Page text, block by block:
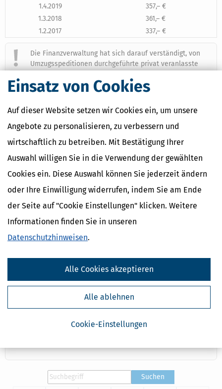
Einsatz von Cookies
Auf dieser Website setzen wir Cookies ein, um unsere
Angebote zu personalisieren, zu verbessern und
wirtschaftlich zu betreiben. Mit Bestätigung Ihrer
Auswahl willigen Sie in die Verwendung der gewählten
Cookies ein. Diese Auswahl können Sie jederzeit ändern
oder Ihre Einwilligung widerrufen, indem Sie am Ende
der Seite auf "Cookie Einstellungen" klicken. Weitere
Informationen finden Sie in unseren
Datenschutzhinweisen.
Cookie-Einstellungen
Alle ablehnen
Alle Cookies akzeptieren
1.4.2019
357,– €
1.3.2018
361,– €
1.2.2017
337,– €
Die Finanzverwaltung hat sich darauf verständigt, von
Umzugsspeditionen durchgeführte privat veranlasste
Dienstleistungen des § 35a Abs. 2 EStG zuzuordnen. Die
abzugsfähigen Speditionskosten sind auf dem
Mantelbogen zur Einkommensteuererklärung in der
Rubrik »haushaltsnahe Dienstleistungen« einzutragen.
Die Steuerermäßigung setzt jedoch den Nachweis der
Aufwendungen durch Vorlage einer Rechnung und die
Zahlung auf das Konto des Erbringers der
haushaltsnahen Dienstleistung durch Beleg des
bereits ergangener Steuerbescheid noch nicht
rechtskräftig ist, kann der Steuerabzug auch rückwirkend
der tägliche Weg zur Arbeit um mindestens 1 Stunde
(Hinweg + Rückweg), dann können die Umzugskosten als
wenn sich der Arbeitsweges für den anderen Ehepartner
durch den Umzug verlängert hat(Bundesfinanzhof,
Ist bei einem berufsbedingten Umzug das bisherige
Finanzamt bis zu maximal einem Jahr den Mietwert der
Suchen